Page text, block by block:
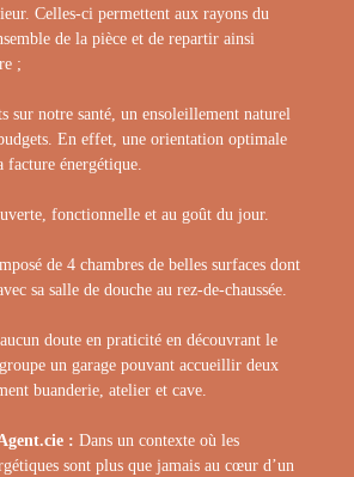
Celles-ci permettent aux rayons du
de la pièce et de repartir ainsi
;
sur notre santé, un ensoleillement naturel
En effet, une orientation optimale
facture énergétique.
fonctionnelle et au goût du jour.
de 4 chambres de belles surfaces dont
sa salle de douche au rez-de-chaussée.
doute en praticité en découvrant le
un garage pouvant accueillir deux
buanderie, atelier et cave.
: Dans un contexte où les
sont plus que jamais au cœur d’un